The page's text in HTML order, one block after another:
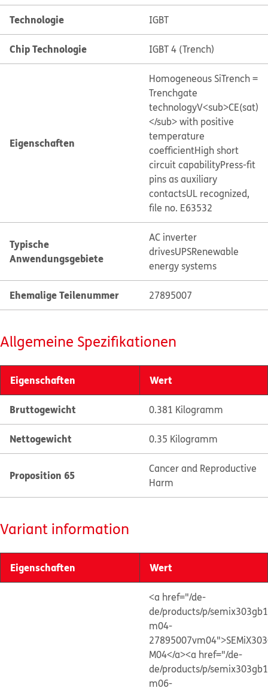
Technologie IGBT
Chip Technologie IGBT 4 (Trench)
Eigenschaften
Homogeneous SiTrench =
Trenchgate
technologyV<sub>CE(sat)
</sub> with positive
temperature
coefficientHigh short
circuit capabilityPress-fit
pins as auxiliary
contactsUL recognized,
file no. E63532
Typische
Anwendungsgebiete
AC inverter
drivesUPSRenewable
energy systems
Ehemalige Teilenummer 27895007
Allgemeine Spezifikationen
Eigenschaften Wert
Bruttogewicht 0.381 Kilogramm
Nettogewicht 0.35 Kilogramm
Proposition 65
Cancer and Reproductive
Harm
Variant information
Eigenschaften Wert
<a href="/de-
de/products/p/
m04-
M04</a><a href="/de-
de/products/p/
m06-